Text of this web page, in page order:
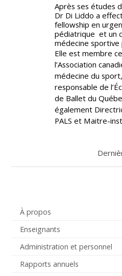
À propos
Enseignants
Administration et personnel
Rapports annuels
Après ses études
Dr Di Liddo a
fellowship en
pédiatrique et un
médecine sportive
Elle est membre
l’Association
médecine du
responsable de
de Ballet du
également
PALS et Maitre-